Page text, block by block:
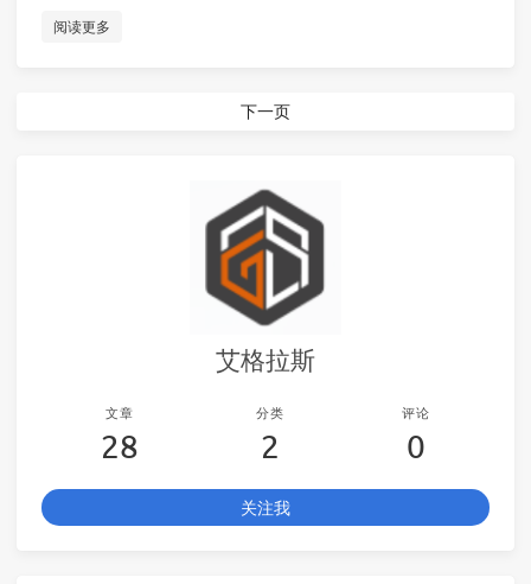
阅读更多
下一页
艾格拉斯
文章
28
分类
2
评论
0
关注我